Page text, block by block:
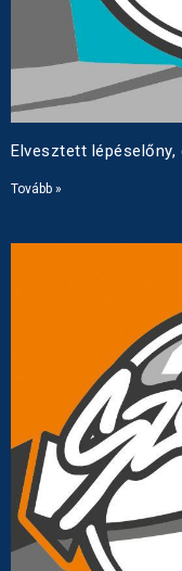
Elvesztett lépéselőny,
Tovább »